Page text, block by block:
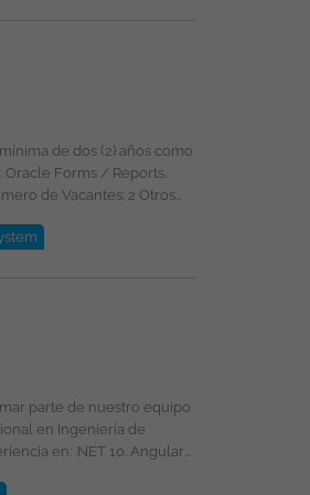
parte de nuestro equipo